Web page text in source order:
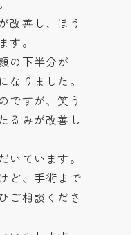
改善し、ほう
す。
の下半分が
なりました。
ですが、笑う
るみが改善し
いています。
ど、手術まで
ご相談くださ